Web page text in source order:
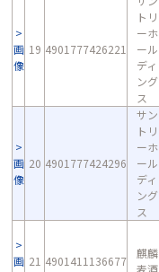
画
像
19 4901777426221
トリ
ーホ
ール
ディ
ング
ス
画
像
20 4901777424296
サン
トリ
ーホ
ール
ディ
ング
ス
画 21 4901411136677
麒麟
麦酒